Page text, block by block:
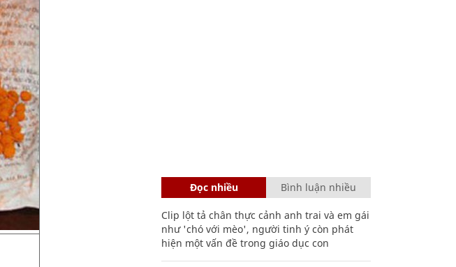
Đọc nhiều Bình luận nhiều
Clip lột tả chân thực cảnh anh trai và em gái
như 'chó với mèo', người tinh ý còn phát
hiện một vấn đề trong giáo dục con